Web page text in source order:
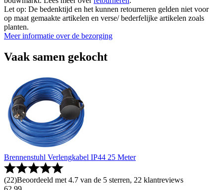
Let op: De bedenktijd en het kunnen retourneren gelden niet voor
op maat gemaakte artikelen en verse/ bederfelijke artikelen zoals
planten.
Meer informatie over de bezorging
Vaak samen gekocht
Brennenstuhl Verlengkabel IP44 25 Meter
(22)Beoordeeld met 4.7 van de 5 sterren, 22 klantreviews